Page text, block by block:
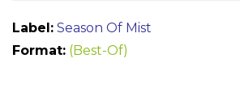
Label: Season Of Mist
Format: (Best-Of)